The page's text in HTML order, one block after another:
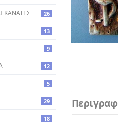
ΚΑΝΑΤΕΣ 26
13
9
12
5
29
18